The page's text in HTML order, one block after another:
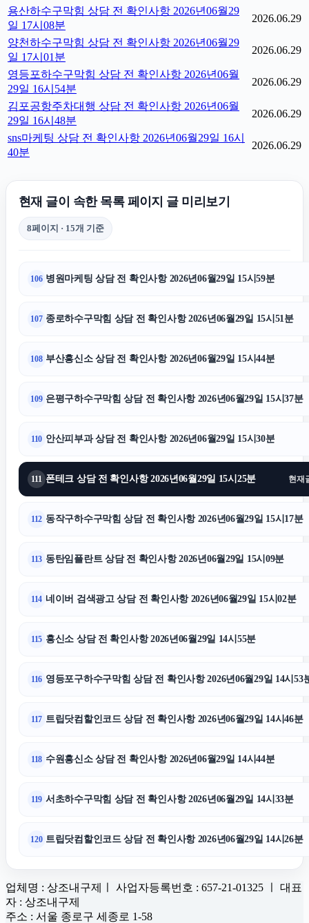
용산하수구막힘 상담 전 확인사항 2026년06월29
일 17시08분
2026.06.29
양천하수구막힘 상담 전 확인사항 2026년06월29
일 17시01분
2026.06.29
영등포하수구막힘 상담 전 확인사항 2026년06월
29일 16시54분
2026.06.29
김포공항주차대행 상담 전 확인사항 2026년06월
29일 16시48분
2026.06.29
sns마케팅 상담 전 확인사항 2026년06월29일 16시
40분
2026.06.29
현재 글이 속한 목록 페이지 글 미리보기
8페이지 · 15개 기준
106 병원마케팅 상담 전 확인사항 2026년06월29일 15시59분
107 종로하수구막힘 상담 전 확인사항 2026년06월29일 15시51분
108 부산흥신소 상담 전 확인사항 2026년06월29일 15시44분
109 은평구하수구막힘 상담 전 확인사항 2026년06월29일 15시37분
110 안산피부과 상담 전 확인사항 2026년06월29일 15시30분
111 폰테크 상담 전 확인사항 2026년06월29일 15시25분 현재
112 동작구하수구막힘 상담 전 확인사항 2026년06월29일 15시17분
113 동탄임플란트 상담 전 확인사항 2026년06월29일 15시09분
114 네이버 검색광고 상담 전 확인사항 2026년06월29일 15시02분
115 흥신소 상담 전 확인사항 2026년06월29일 14시55분
116 영등포구하수구막힘 상담 전 확인사항 2026년06월29일 14시53
117 트립닷컴할인코드 상담 전 확인사항 2026년06월29일 14시46분
118 수원흥신소 상담 전 확인사항 2026년06월29일 14시44분
119 서초하수구막힘 상담 전 확인사항 2026년06월29일 14시33분
120 트립닷컴할인코드 상담 전 확인사항 2026년06월29일 14시26분
업체명 : 상조내구제ㅣ 사업자등록번호 : 657-21-01325 ㅣ 대표
자 : 상조내구제
주소 : 서울 종로구 세종로 1-58